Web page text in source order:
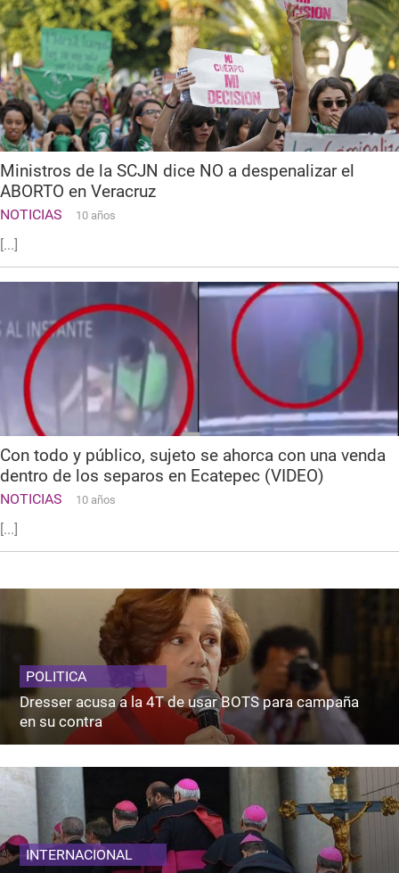
Ministros de la SCJN dice NO a despenalizar el
ABORTO en Veracruz
NOTICIAS 10 años
[...]
Con todo y público, sujeto se ahorca con una venda
dentro de los separos en Ecatepec (VIDEO)
NOTICIAS 10 años
[...]
POLITICA
Dresser acusa a la 4T de usar BOTS para campaña
en su contra
INTERNACIONAL